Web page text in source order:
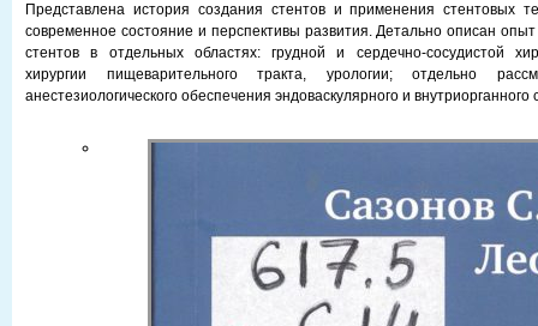
Представлена история создания стентов и применения стентовых
современное состояние и перспективы развития. Детально описан
стентов в отдельных областях: грудной и сердечно-сосудистой
хирургии пищеварительного тракта, урологии; отдельно
анестезиологического обеспечения эндоваскулярного и внутриорганного